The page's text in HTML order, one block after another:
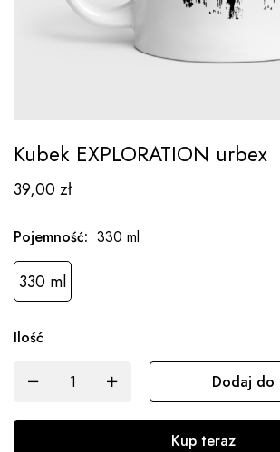
Kubek EXPLORATION urbex
39,00zł
Pojemność: 330 ml
330 ml
Ilość
Dodaj do
Kup teraz